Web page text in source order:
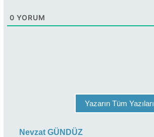
0 YORUM
Yazarın Tüm Yazıları
Nevzat GÜNDÜZ